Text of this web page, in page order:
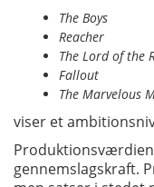
The Boys
Reacher
The Lord of the
Fallout
The Marvelous
viser et
gennemslagskraft.